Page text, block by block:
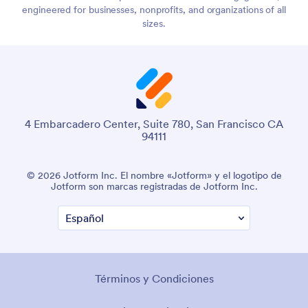
engineered for businesses, nonprofits, and organizations of all
sizes.
4 Embarcadero Center, Suite 780, San Francisco CA
94111
© 2026 Jotform Inc. El nombre «Jotform» y el logotipo de
Jotform son marcas registradas de Jotform Inc.
Términos y Condiciones